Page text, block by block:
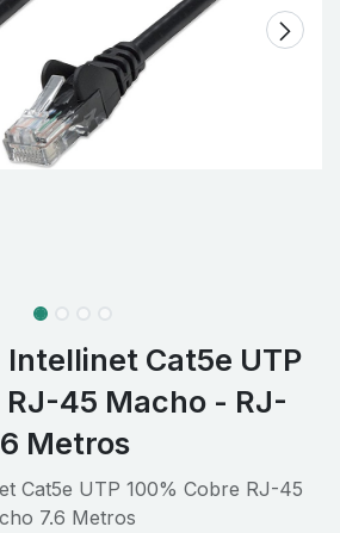
Intellinet Cat5e UTP
RJ-45 Macho - RJ-
Metros
Cat5e UTP 100% Cobre RJ-45
7.6 Metros